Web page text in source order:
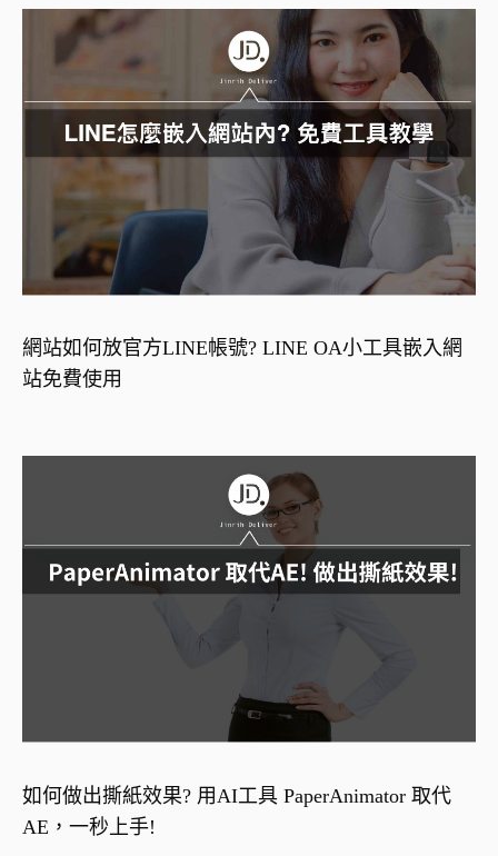
網站如何放官方LINE帳號? LINE OA小工具嵌入網
站免費使用
如何做出撕紙效果? 用AI工具 PaperAnimator 取代
AE，一秒上手!